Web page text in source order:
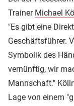
Trainer Michael
"Es gibt eine
Geschäftsführer.
Symbolik des
vernünftig, wir
Mannschaft."
Lage von einem